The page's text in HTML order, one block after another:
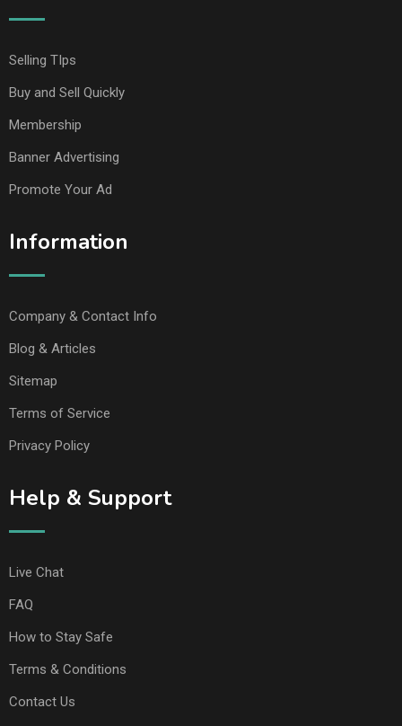
Selling TIps
Buy and Sell Quickly
Membership
Banner Advertising
Promote Your Ad
Information
Company & Contact Info
Blog & Articles
Sitemap
Terms of Service
Privacy Policy
Help & Support
Live Chat
FAQ
How to Stay Safe
Terms & Conditions
Contact Us